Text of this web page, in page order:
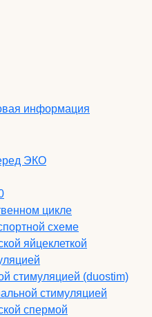
информация
ЭКО
цикле
схеме
яйцеклеткой
стимуляцией (duostim)
стимуляцией
спермой